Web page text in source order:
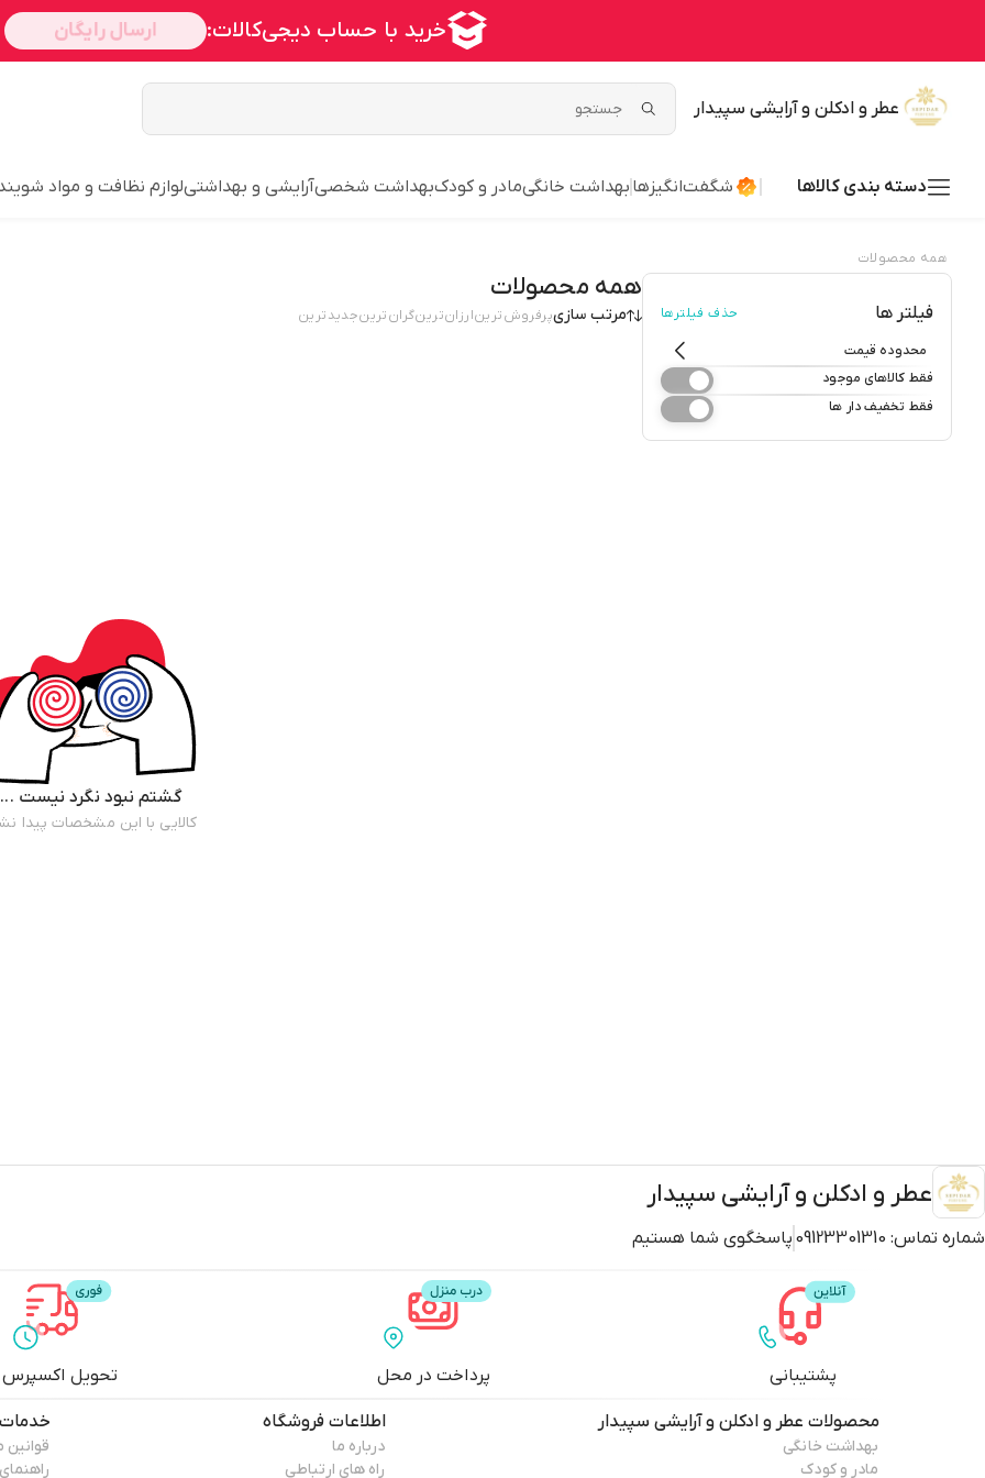
عطر و ادکلن و آرایشی سپیدار
دسته بندی کالاها شگفت‌انگیزها بهداشت خانگیمادر و کودکبهداشت شخصیآرایشی و بهداشتیلوازم نظافت و مواد
همه محصولات
فیلتر ها حذف فیلترها
محدوده قیمت
فقط کالاهای موجود
فقط تخفیف دار ها
همه محصولات
مرتب سازیپرفروش‌ترینارزان‌ترینگران‌ترینجدید‌ترین
گشتم نبود نگرد نیست ...
کالایی با این مشخصات پیدا
عطر و ادکلن و آرایشی سپیدار
شماره تماس: 09123301310 پاسخگوی شما هستیم
پشتیبانی پرداخت در محل تحویل اکسپرس
محصولات عطر و ادکلن و آرایشی سپیدار
بهداشت خانگی
مادر و کودک
اطلاعات فروشگاه
درباره ما
راه های ارتباطی